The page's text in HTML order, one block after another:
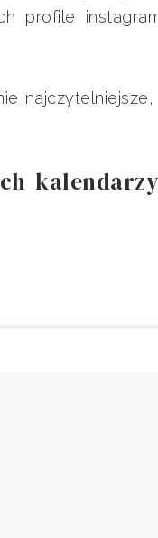
profile